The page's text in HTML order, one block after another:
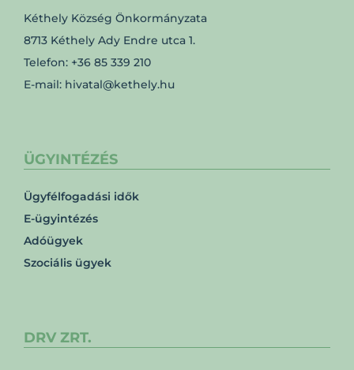
Kéthely Község Önkormányzata
8713 Kéthely Ady Endre utca 1.
Telefon: +36 85 339 210
E-mail: hivatal@kethely.hu
ÜGYINTÉZÉS
Ügyfélfogadási idők
E-ügyintézés
Adóügyek
Szociális ügyek
DRV ZRT.